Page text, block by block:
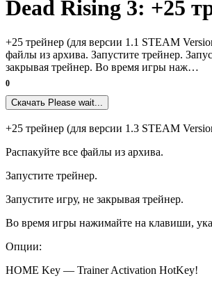
Dead Rising 3: +25
+25 трейнер (для версии 1.1 STEAM
файлы из архива. Запустите трейнер.
закрывая трейнер. Во время игры наж…
0
Скачать Please wait...
+25 трейнер (для версии 1.3 STEAM
Распакуйте все файлы из архива.
Запустите трейнер.
Запустите игру, не закрывая трейнер.
Во время игры нажимайте на клавиши,
Опции:
HOME Key — Trainer Activation HotKey!